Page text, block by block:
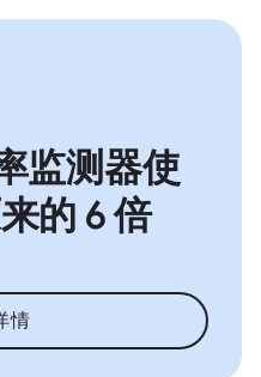
监测器使
的 6 倍
情